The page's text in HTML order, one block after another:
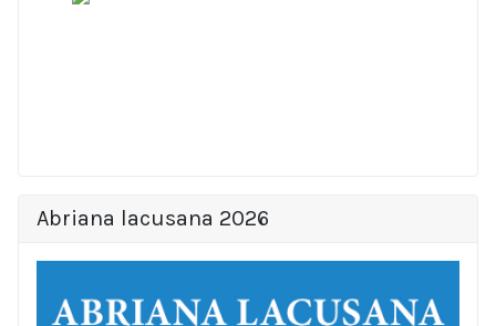
Abriana lacusana 2026